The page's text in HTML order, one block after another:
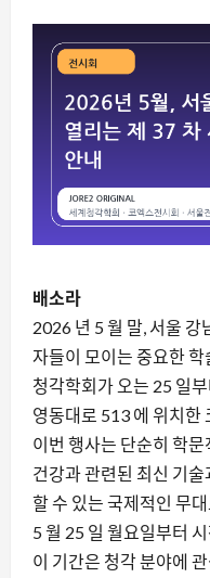
배소라
2026 년 5 월 말, 서울 강
자들이 모이는 중요한
청각학회가 오는 25 일
영동대로 513 에 위치한
이번 행사는 단순히 학
건강과 관련된 최신 기
할 수 있는 국제적인 무
5 월 25 일 월요일부터
이 기간은 청각 분야에